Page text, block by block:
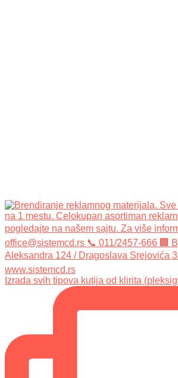
Izrada svih tipova kutija od klirita